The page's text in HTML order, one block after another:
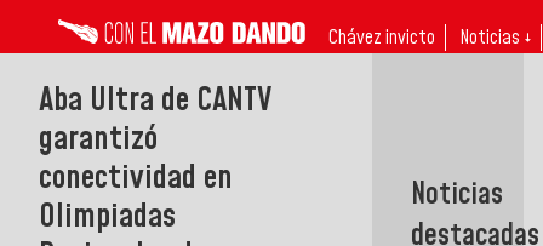
Chávez invicto Noticias ↓
Aba Ultra de CANTV
garantizó
conectividad en
Olimpiadas
Noticias
destacadas